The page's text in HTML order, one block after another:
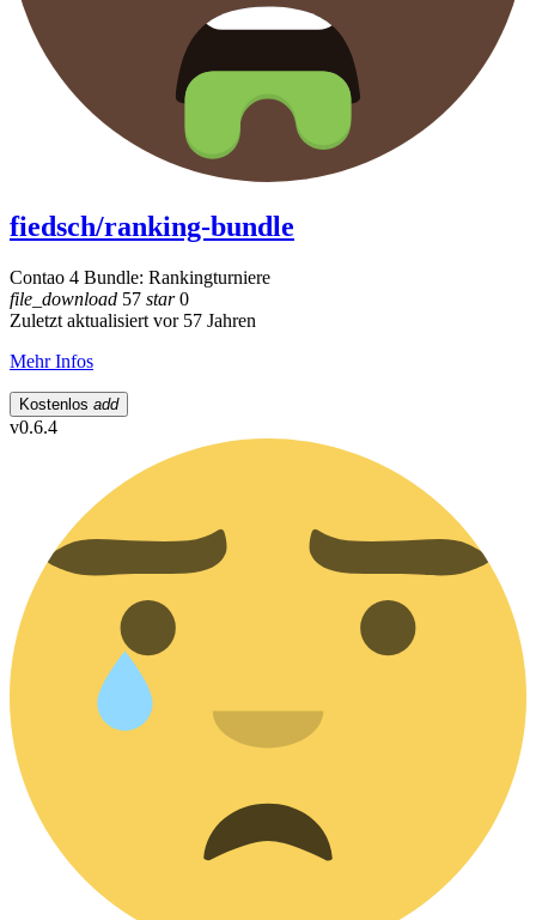
fiedsch/ranking-bundle
Contao 4 Bundle: Rankingturniere
file_download 57 star0
Zuletzt aktualisiert vor 57 Jahren
Mehr Infos
Kostenlos add
v0.6.4